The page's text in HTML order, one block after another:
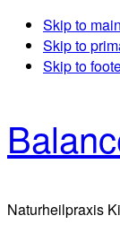
Skip to
Skip to
Skip to
Naturheilpraxis